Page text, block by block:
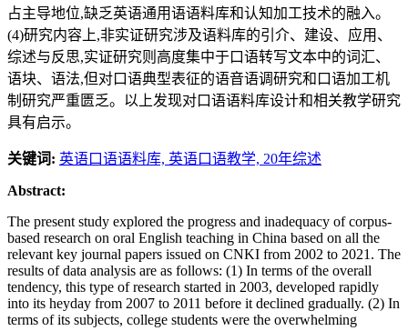
占主导地位,缺乏英语通用语语料库和认知加工技术的融入。
(4)研究内容上,非实证研究涉及语料库的引介、建设、应用、
综述与反思,实证研究则高度集中于口语转写文本中的词汇、
语块、语法,但对口语典型表征的语音语调研究和口语加工机
制研究严重匮乏。以上发现对口语语料库设计和相关教学研究
具有启示。
关键词: 英语口语语料库, 英语口语教学, 20年综述
Abstract:
The present study explored the progress and inadequacy of corpus-
based research on oral English teaching in China based on all the
relevant key journal papers issued on CNKI from 2002 to 2021. The
results of data analysis are as follows: (1) In terms of the overall
tendency, this type of research started in 2003, developed rapidly
into its heyday from 2007 to 2011 before it declined gradually. (2) In
terms of its subjects, college students were the overwhelming